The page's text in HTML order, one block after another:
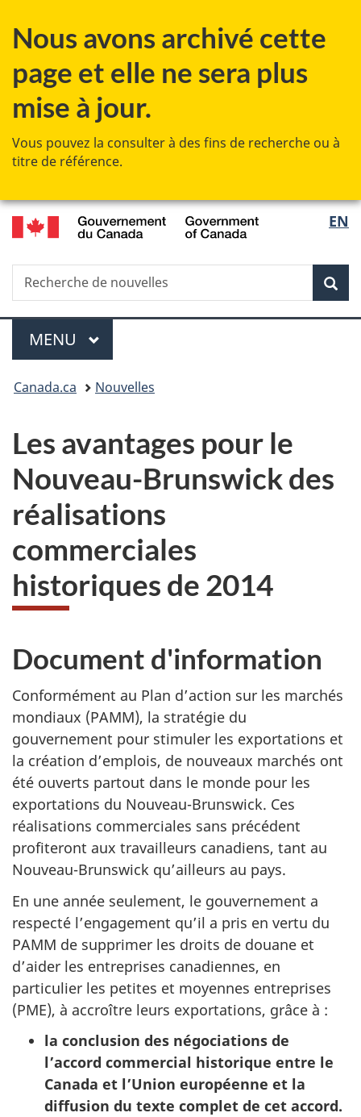
Nous avons archivé cette
page et elle ne sera plus
mise à jour.
Vous pouvez la consulter à des fins de recherche ou à
titre de référence.
au
principal
à
Au
»
à
version
de
la
EN
Recherche
Recherche
de
Menu
MENU PRINCIPAL
Vous
ici :
Canada.ca Nouvelles
Les avantages pour le
Nouveau-Brunswick des
réalisations
commerciales
historiques de 2014
Document d'information
Conformément au Plan d’action sur les marchés
mondiaux (PAMM), la stratégie du
gouvernement pour stimuler les exportations et
la création d’emplois, de nouveaux marchés ont
été ouverts partout dans le monde pour les
exportations du Nouveau-Brunswick. Ces
réalisations commerciales sans précédent
profiteront aux travailleurs canadiens, tant au
Nouveau-Brunswick qu’ailleurs au pays.
En une année seulement, le gouvernement a
respecté l’engagement qu’il a pris en vertu du
PAMM de supprimer les droits de douane et
d’aider les entreprises canadiennes, en
particulier les petites et moyennes entreprises
(PME), à accroître leurs exportations, grâce à :
la conclusion des négociations de
l’accord commercial historique entre le
Canada et l’Union européenne et la
diffusion du texte complet de cet accord.